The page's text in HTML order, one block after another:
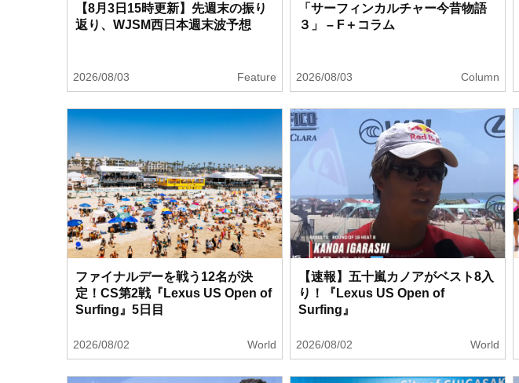
【8月3日15時更新】先週末の振り
返り、WJSM西日本週末波予想
2026/08/03 Feature
「サーフィンカルチャー今昔物語
３」 – F＋コラム
2026/08/03 Column
ファイナルデーを戦う12名が決
定！CS第2戦『Lexus US Open of
Surfing』5日目
2026/08/02 World
【速報】五十嵐カノアがベスト8入
り！『Lexus US Open of
Surfing』
2026/08/02 World